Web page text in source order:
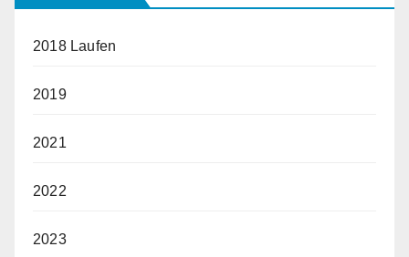
2018 Laufen
2019
2021
2022
2023